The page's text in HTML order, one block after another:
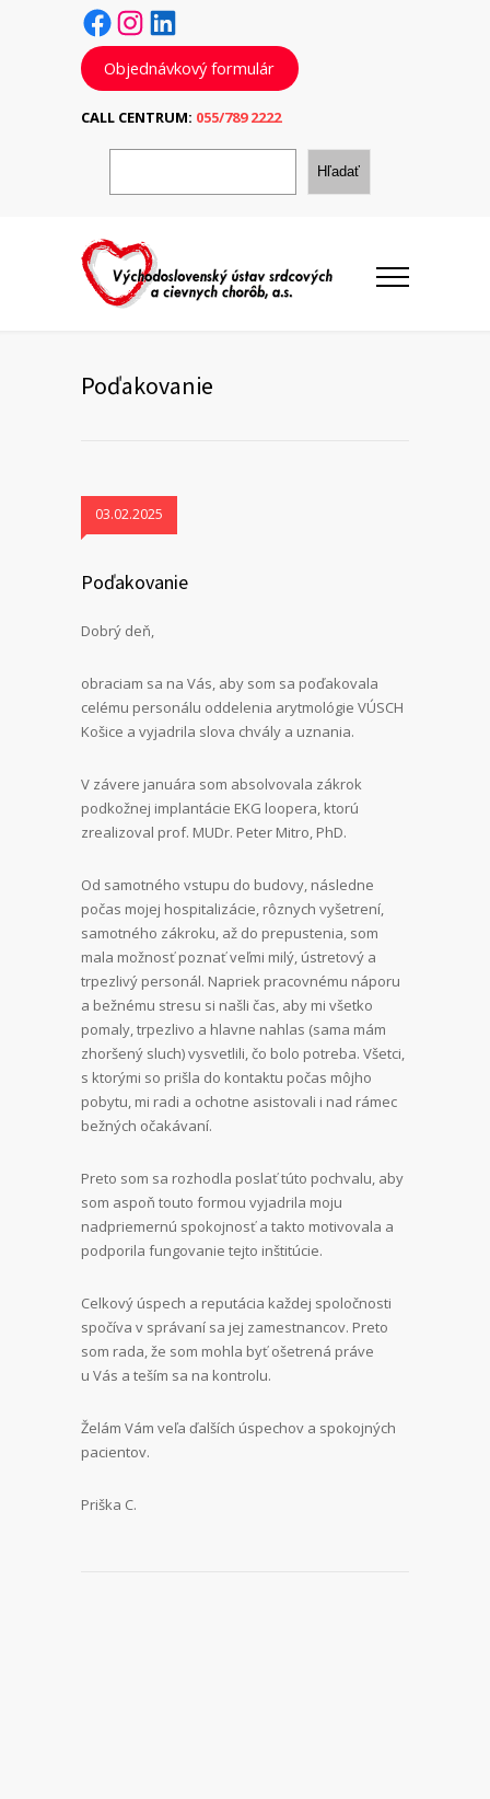
Facebook Instagram LinkedIn
Objednávkový formulár
CALL CENTRUM: 055/789 2222
H
d
Hľadať
Poďakovanie
03.02.2025
Poďakovanie
Dobrý deň,
obraciam sa na Vás, aby som sa poďakovala
celému personálu oddelenia arytmológie VÚSCH
Košice a vyjadrila slova chvály a uznania.
V závere januára som absolvovala zákrok
podkožnej implantácie EKG loopera, ktorú
zrealizoval prof. MUDr. Peter Mitro, PhD.
Od samotného vstupu do budovy, následne
počas mojej hospitalizácie, rôznych vyšetrení,
samotného zákroku, až do prepustenia, som
mala možnosť poznať veľmi milý, ústretový a
trpezlivý personál. Napriek pracovnému náporu
a bežnému stresu si našli čas, aby mi všetko
pomaly, trpezlivo a hlavne nahlas (sama mám
zhoršený sluch) vysvetlili, čo bolo potreba. Všetci,
s ktorými so prišla do kontaktu počas môjho
pobytu, mi radi a ochotne asistovali i nad rámec
bežných očakávaní.
Preto som sa rozhodla poslať túto pochvalu, aby
som aspoň touto formou vyjadrila moju
nadpriemernú spokojnosť a takto motivovala a
podporila fungovanie tejto inštitúcie.
Celkový úspech a reputácia každej spoločnosti
spočíva v správaní sa jej zamestnancov. Preto
som rada, že som mohla byť ošetrená práve
u Vás a teším sa na kontrolu.
Želám Vám veľa ďalších úspechov a spokojných
pacientov.
Priška C.